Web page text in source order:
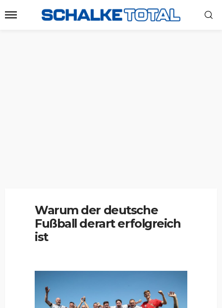
Warum der deutsche
Fußball derart erfolgreich
ist